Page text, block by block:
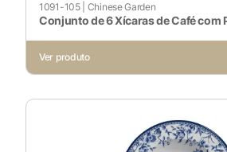
1091-105| Chinese Garden
Conjunto de 6 Xícaras de Café com
Ver produto
Sempre ativado